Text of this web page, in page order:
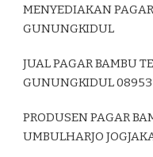
MENYEDIAKAN
GUNUNGKIDUL
JUAL PAGAR BAMBU
GUNUNGKIDUL
PRODUSEN PAGAR
UMBULHARJO